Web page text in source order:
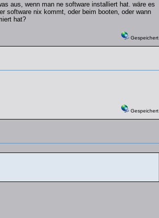
aus, wenn man ne software installiert hat. wäre es
software nix kommt, oder beim booten, oder wann
hat?
Gespeichert
Gespeichert